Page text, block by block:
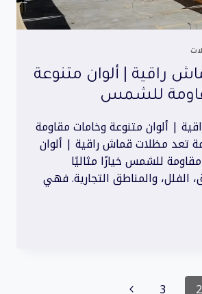
راقية | ألوان متنوعة
للشمس
| ألوان متنوعة وخامات مقاومة
تعد مظلات قماش راقية | ألوان
للشمس خيارًا مثاليًا
الفلل، والمناطق التجارية. فهي
2
3
الصفحة